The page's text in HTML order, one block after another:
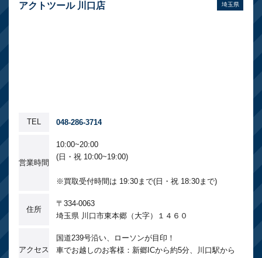
埼玉県
アクトツール 川口店
TEL 048-286-3714
営業時間
10:00~20:00
(日・祝 10:00~19:00)
※買取受付時間は 19:30まで(日・祝 18:30まで)
住所
〒334-0063
埼玉県 川口市東本郷（大字）１４６０
アクセス
国道239号沿い、ローソンが目印！
車でお越しのお客様：新郷ICから約5分、川口駅から